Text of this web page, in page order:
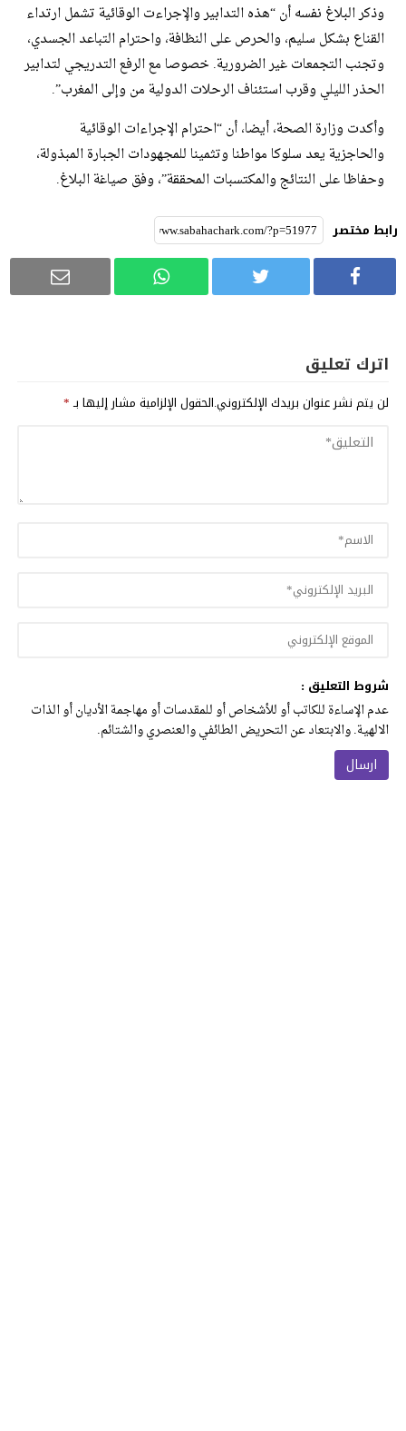
وذكر البلاغ نفسه أن “هذه التدابير والإجراءت الوقائية تشمل ارتداء
القناع بشكل سليم، والحرص على النظافة، واحترام التباعد الجسدي،
وتجنب التجمعات غير الضرورية. خصوصا مع الرفع التدريجي لتدابير
الحذر الليلي وقرب استئناف الرحلات الدولية من وإلى المغرب”.
وأكدت وزارة الصحة، أيضا، أن “احترام الإجراءات الوقائية
والحاجزية يعد سلوكا مواطنا وتثمينا للمجهودات الجبارة المبذولة،
وحفاظا على النتائج والمكتسبات المحققة”، وفق صياغة البلاغ.
رابط مختصر
اترك تعليق
لن يتم نشر عنوان بريدك الإلكتروني.الحقول الإلزامية مشار إليها بـ*
شروط التعليق :
عدم الإساءة للكاتب أو للأشخاص أو للمقدسات أو مهاجمة الأديان أو الذات
الالهية. والابتعاد عن التحريض الطائفي والعنصري والشتائم.